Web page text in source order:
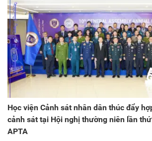
Học viện Cảnh sát nhân dân thúc đẩy
cảnh sát tại Hội nghị thường niên lần
APTA